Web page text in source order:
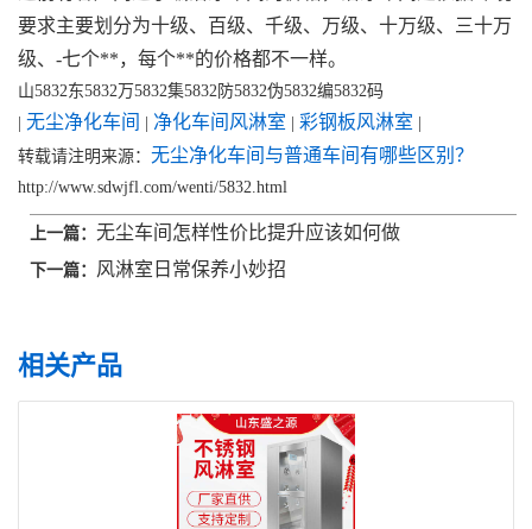
要求主要划分为十级、百级、千级、万级、十万级、三十万
级、-七个**，每个**的价格都不一样。
山5832东5832万5832集5832防5832伪5832编5832码
无尘净化车间 净化车间风淋室 彩钢板风淋室
转载请注明来源： 无尘净化车间与普通车间有哪些区别？
http://www.sdwjfl.com/wenti/5832.html
上一篇： 无尘车间怎样性价比提升应该如何做
下一篇： 风淋室日常保养小妙招
相关产品